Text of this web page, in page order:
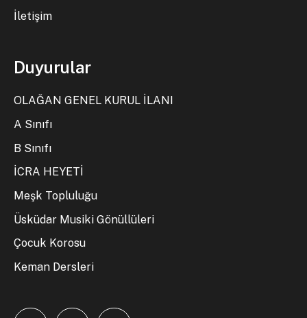
İletişim
Duyurular
OLAĞAN GENEL KURUL İLANI
A Sınıfı
B Sınıfı
İCRA HEYETİ
Meşk Topluluğu
Üsküdar Musiki Gönüllüleri
Çocuk Korosu
Keman Dersleri